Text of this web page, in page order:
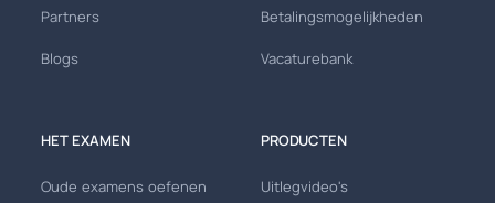
Partners
Blogs
Betalingsmogelijkheden
Vacaturebank
HET EXAMEN
Oude examens oefenen
PRODUCTEN
Uitlegvideo's